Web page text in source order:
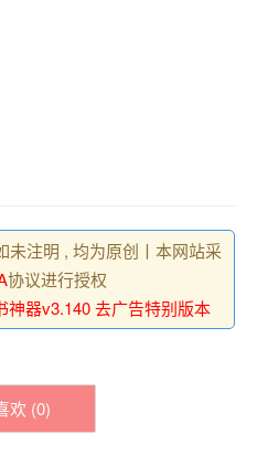
未注明 , 均为原创丨本网站采
协议进行授权
神器v3.140 去广告特别版本
欢 (0)